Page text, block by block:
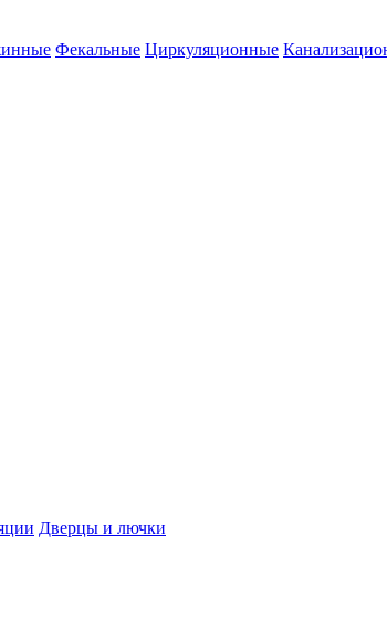
Фекальные Циркуляционные
Дверцы и лючки